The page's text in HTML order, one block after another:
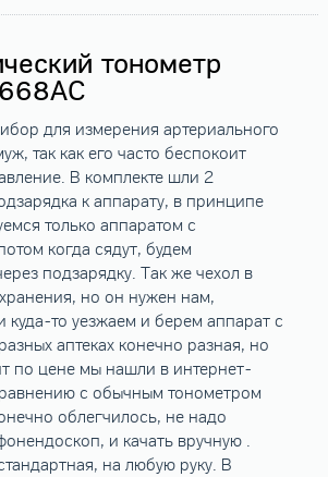
тонометр
для измерения артериального
так как его часто беспокоит
В комплекте шли 2
к аппарату, в принципе
только аппаратом с
когда сядут, будем
подзарядку. Так же чехол в
но он нужен нам,
куда-то уезжаем и берем аппарат с
аптеках конечно разная, но
по цене мы нашли в интернет-
с обычным тонометром
облегчилось, не надо
и качать вручную .
на любую руку. В